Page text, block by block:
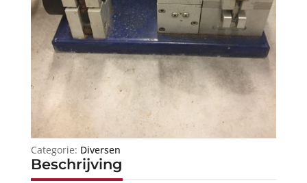
Categorie: Diversen
Beschrijving